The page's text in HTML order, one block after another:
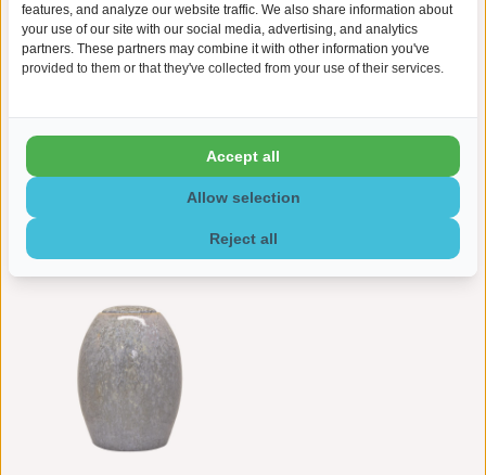
features, and analyze our website traffic. We also share information about
your use of our site with our social media, advertising, and analytics
partners. These partners may combine it with other information you've
provided to them or that they've collected from your use of their services.
Reject all
Allow selection
Accept all